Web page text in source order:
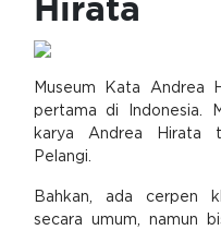
Hirata
Museum Kata Andrea
pertama di Indonesia.
karya Andrea Hirata
Pelangi.
Bahkan, ada cerpen
secara umum, namun